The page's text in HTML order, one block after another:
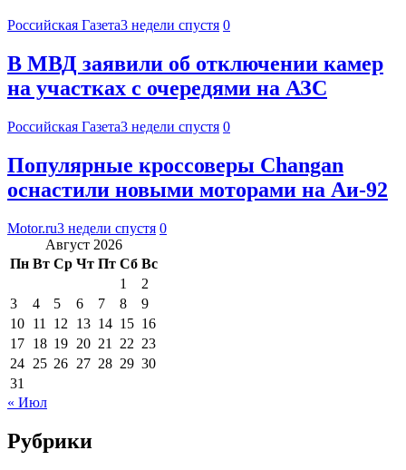
Российская Газета3 недели спустя 0
В МВД заявили об отключении камер
на участках с очередями на АЗС
Российская Газета3 недели спустя 0
Популярные кроссоверы Changan
оснастили новыми моторами на Аи-92
Motor.ru3 недели спустя 0
Август 2026
Пн Вт Ср Чт Пт Сб Вс
1
2
3
4 5 6 7 8
9
10 11 12 13 14 15 16
17 18 19 20 21 22 23
24 25 26 27 28 29 30
31
« Июл
Рубрики